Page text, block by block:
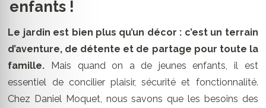
enfants !
Le jardin est bien plus qu’un décor : c’est un terrain
d’aventure, de détente et de partage pour toute la
famille. Mais quand on a de jeunes enfants, il est
essentiel de concilier plaisir, sécurité et fonctionnalité.
Chez Daniel Moquet, nous savons que les besoins des